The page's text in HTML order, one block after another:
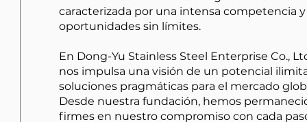
caracterizada por una intensa competencia y
oportunidades sin límites.
En Dong-Yu Stainless Steel Enterprise Co.,
nos impulsa una visión de un potencial
soluciones pragmáticas para el mercado
Desde nuestra fundación, hemos
firmes en nuestro compromiso con cada